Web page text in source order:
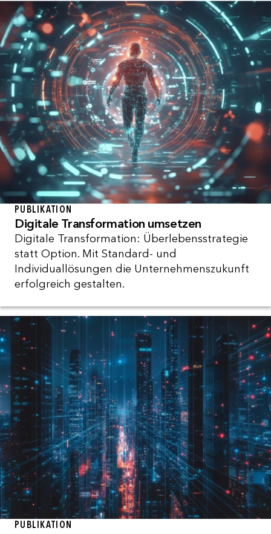
PUBLIKATION
Digitale Transformation umsetzen
Digitale Transformation: Überlebensstrategie
statt Option. Mit Standard- und
Individuallösungen die Unternehmenszukunft
erfolgreich gestalten.
PUBLIKATION